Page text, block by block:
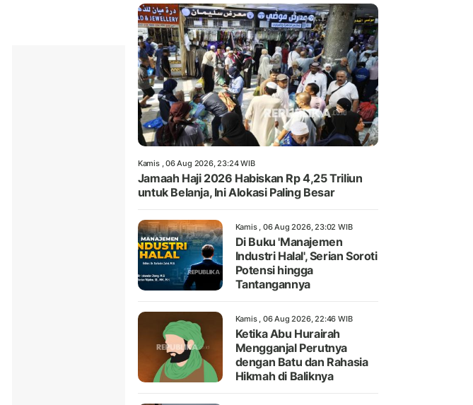
Kamis , 06 Aug 2026, 23:24 WIB
Jamaah Haji 2026 Habiskan Rp 4,25 Triliun
untuk Belanja, Ini Alokasi Paling Besar
Kamis , 06 Aug 2026, 23:02 WIB
Di Buku 'Manajemen
Industri Halal', Serian Soroti
Potensi hingga
Tantangannya
Kamis , 06 Aug 2026, 22:46 WIB
Ketika Abu Hurairah
Mengganjal Perutnya
dengan Batu dan Rahasia
Hikmah di Baliknya